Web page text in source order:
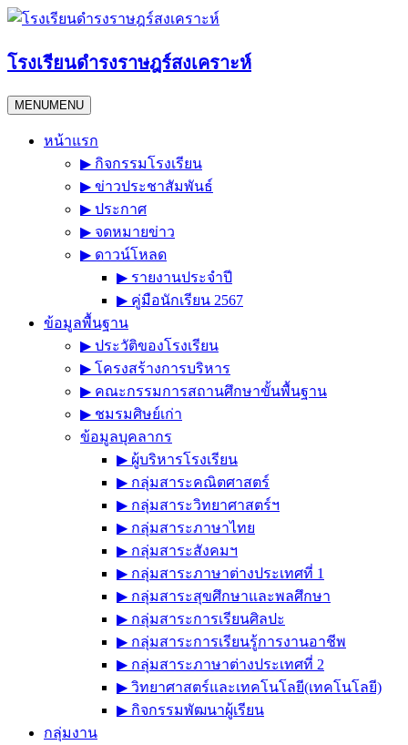
Skip
โรงเรียนดำรงราษฎร์สงเคราะห์
MENUMENU
หน้าแรก
▶︎ กิจกรรมโรงเรียน
▶︎ ข่าวประชาสัมพันธ์
▶︎ ประกาศ
▶︎ จดหมายข่าว
▶︎ ดาวน์โหลด
▶︎ รายงานประจำปี
▶︎ คู่มือนักเรียน 2567
ข้อมูลพื้นฐาน
▶︎ ประวัติของโรงเรียน
▶︎ โครงสร้างการบริหาร
▶︎ คณะกรรมการสถานศึกษาขั้นพื้นฐาน
▶︎ ชมรมศิษย์เก่า
ข้อมูลบุคลากร
▶︎ ผู้บริหารโรงเรียน
▶︎ กลุ่มสาระคณิตศาสตร์
▶︎ กลุ่มสาระวิทยาศาสตร์ฯ
▶︎ กลุ่มสาระภาษาไทย
▶︎ กลุ่มสาระสังคมฯ
▶︎ กลุ่มสาระภาษาต่างประเทศที่ 1
▶︎ กลุ่มสาระสุขศึกษาและพลศึกษา
▶︎ กลุ่มสาระการเรียนศิลปะ
▶︎ กลุ่มสาระการเรียนรู้การงานอาชีพ
▶︎ กลุ่มสาระภาษาต่างประเทศที่ 2
▶︎ วิทยาศาสตร์และเทคโนโลยี(เทคโนโลยี)
▶︎ กิจกรรมพัฒนาผู้เรียน
กลุ่มงาน